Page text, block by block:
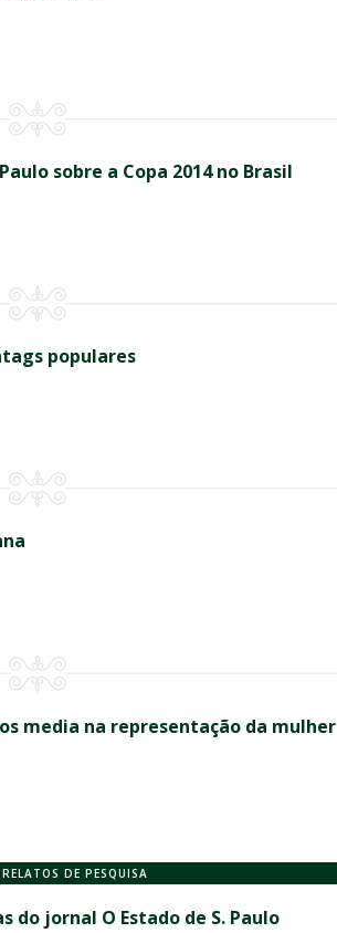
sobre a Copa 2014 no Brasil
populares
media na representação da mulher
DE PESQUISA
do jornal O Estado de S. Paulo